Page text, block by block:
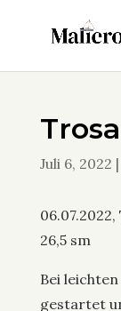
Trosa
Juli 6, 2022 |
26,5 sm
Bei
gestartet